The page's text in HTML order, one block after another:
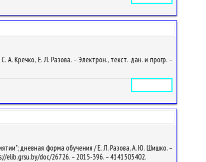
Кречко, Е. Л. Разова. – Электрон., текст. дан. и прогр. –
дневная форма обучения / Е. Л. Разова, А. Ю. Шишко. –
elib.grsu.by/doc/26726. – 2015-396. – 4141505402.